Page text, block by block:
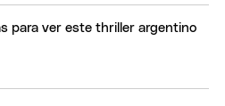
para ver este thriller argentino